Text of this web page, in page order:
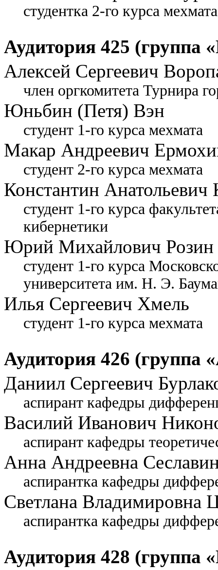
студентка 2-го курса мехмата
Аудитория 425 (группа
Алексей Сергеевич
член оргкомитета Турнира
Юньбин (Петя) Вэн
студент 1-го курса мехмата
Макар Андреевич
студент 2-го курса мехмата
Константин Анатольевич
студент 1-го курса
кибернетики
Юрий Михайлович Розин
студент 1-го курса
университета им. Н. Э.
Илья Сергеевич Хмель
студент 1-го курса мехмата
Аудитория 426 (группа
Даниил Сергеевич
аспирант кафедры
Василий Иванович
аспирант кафедры
Анна Андреевна
аспирантка кафедры
Светлана Владимировна
аспирантка кафедры
Аудитория 428 (группа